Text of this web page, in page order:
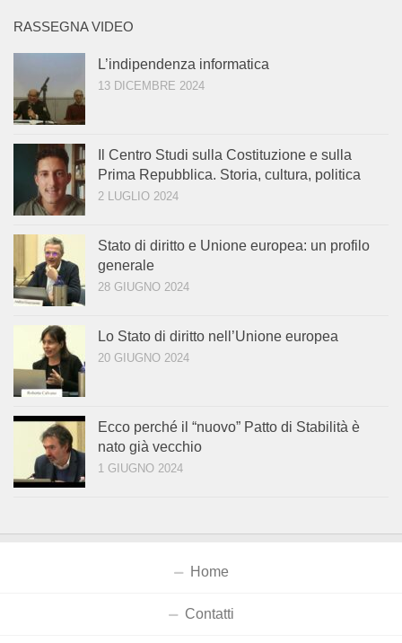
RASSEGNA VIDEO
L’indipendenza informatica
13 DICEMBRE 2024
Il Centro Studi sulla Costituzione e sulla
Prima Repubblica. Storia, cultura, politica
2 LUGLIO 2024
Stato di diritto e Unione europea: un profilo
generale
28 GIUGNO 2024
Lo Stato di diritto nell’Unione europea
20 GIUGNO 2024
Ecco perché il “nuovo” Patto di Stabilità è
nato già vecchio
1 GIUGNO 2024
Home
Contatti